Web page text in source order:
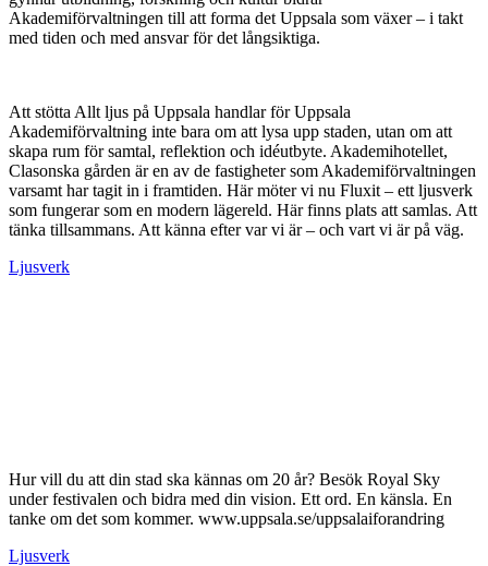
Akademiförvaltningen till att forma det Uppsala som växer – i takt
med tiden och med ansvar för det långsiktiga.
Att stötta Allt ljus på Uppsala handlar för Uppsala
Akademiförvaltning inte bara om att lysa upp staden, utan om att
skapa rum för samtal, reflektion och idéutbyte. Akademihotellet,
Clasonska gården är en av de fastigheter som Akademiförvaltningen
varsamt har tagit in i framtiden. Här möter vi nu Fluxit – ett ljusverk
som fungerar som en modern lägereld. Här finns plats att samlas. Att
tänka tillsammans. Att känna efter var vi är – och vart vi är på väg.
Ljusverk
Hur vill du att din stad ska kännas om 20 år? Besök Royal Sky
under festivalen och bidra med din vision. Ett ord. En känsla. En
tanke om det som kommer. www.uppsala.se/uppsalaiforandring
Ljusverk